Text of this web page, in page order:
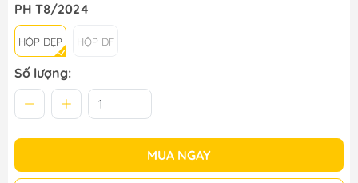
PH T8/2024
HỘP ĐẸP HỘP DF
Số lượng:
MUA NGAY